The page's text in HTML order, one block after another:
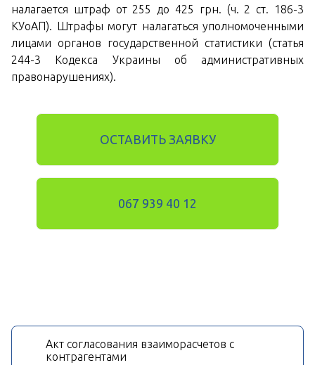
налагается штраф от 255 до 425 грн. (ч. 2 ст. 186-3
КУоАП). Штрафы могут налагаться уполномоченными
лицами органов государственной статистики (статья
244-3 Кодекса Украины об административных
правонарушениях).
ОСТАВИТЬ ЗАЯВКУ
067 939 40 12
Акт согласования взаиморасчетов с
контрагентами